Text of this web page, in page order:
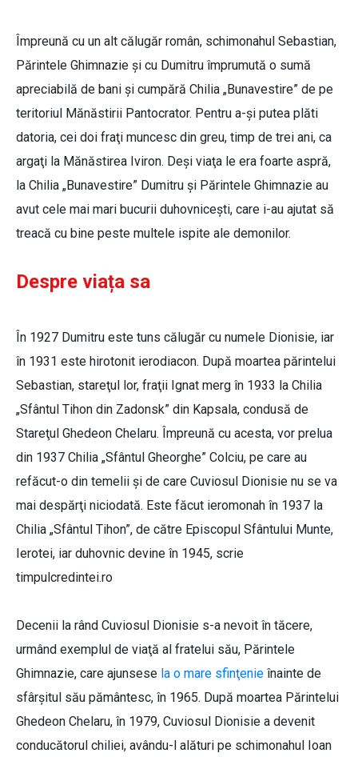
Împreună cu un alt călugăr român, schimonahul Sebastian,
Părintele Ghimnazie şi cu Dumitru împrumută o sumă
apreciabilă de bani şi cumpără Chilia „Bunavestire” de pe
teritoriul Mănăstirii Pantocrator. Pentru a-şi putea plăti
datoria, cei doi fraţi muncesc din greu, timp de trei ani, ca
argaţi la Mănăstirea Iviron. Deşi viaţa le era foarte aspră,
la Chilia „Bunavestire” Dumitru şi Părintele Ghimnazie au
avut cele mai mari bucurii duhovniceşti, care i-au ajutat să
treacă cu bine peste multele ispite ale demonilor.
Despre viața sa
În 1927 Dumitru este tuns călugăr cu numele Dionisie, iar
în 1931 este hirotonit ierodiacon. După moartea părintelui
Sebastian, stareţul lor, fraţii Ignat merg în 1933 la Chilia
„Sfântul Tihon din Zadonsk” din Kapsala, condusă de
Stareţul Ghedeon Chelaru. Împreună cu acesta, vor prelua
din 1937 Chilia „Sfântul Gheorghe” Colciu, pe care au
refăcut-o din temelii şi de care Cuviosul Dionisie nu se va
mai despărţi niciodată. Este făcut ieromonah în 1937 la
Chilia „Sfântul Tihon”, de către Episcopul Sfântului Munte,
Ierotei, iar duhovnic devine în 1945, scrie
timpulcredintei.ro
Decenii la rând Cuviosul Dionisie s-a nevoit în tăcere,
urmând exemplul de viaţă al fratelui său, Părintele
Ghimnazie, care ajunsese la o mare sfinţenie înainte de
sfârşitul său pământesc, în 1965. După moartea Părintelui
Ghedeon Chelaru, în 1979, Cuviosul Dionisie a devenit
conducătorul chiliei, avându-l alături pe schimonahul Ioan